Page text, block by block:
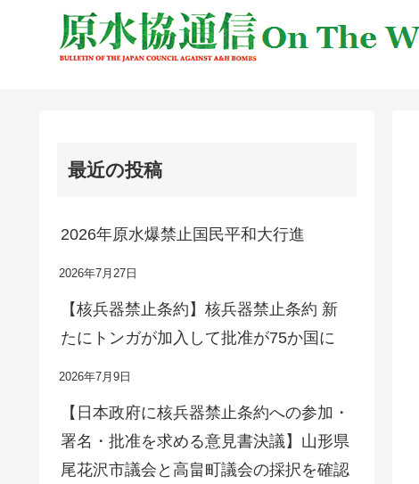
最近の投稿
2026年原水爆禁止国民平和大行進
2026年7月27日
【核兵器禁止条約】核兵器禁止条約 新
たにトンガが加入して批准が75か国に
2026年7月9日
【日本政府に核兵器禁止条約への参加・
署名・批准を求める意見書決議】山形県
尾花沢市議会と高畠町議会の採択を確認